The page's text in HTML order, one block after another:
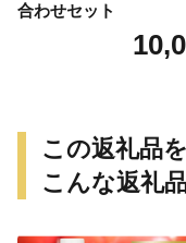
合わせセット
この返礼品
こんな返礼